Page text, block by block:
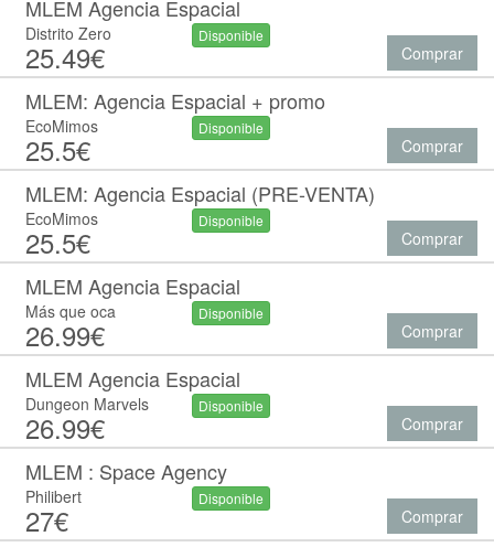
MLEM Agencia Espacial
Distrito Zero
25.49€
Disponible
Comprar
MLEM: Agencia Espacial + promo
EcoMimos
25.5€
Disponible
Comprar
MLEM: Agencia Espacial (PRE-VENTA)
EcoMimos
25.5€
Disponible
Comprar
MLEM Agencia Espacial
Más que oca
26.99€
Disponible
Comprar
MLEM Agencia Espacial
Dungeon Marvels
26.99€
Disponible
Comprar
MLEM : Space Agency
Philibert
27€
Disponible
Comprar